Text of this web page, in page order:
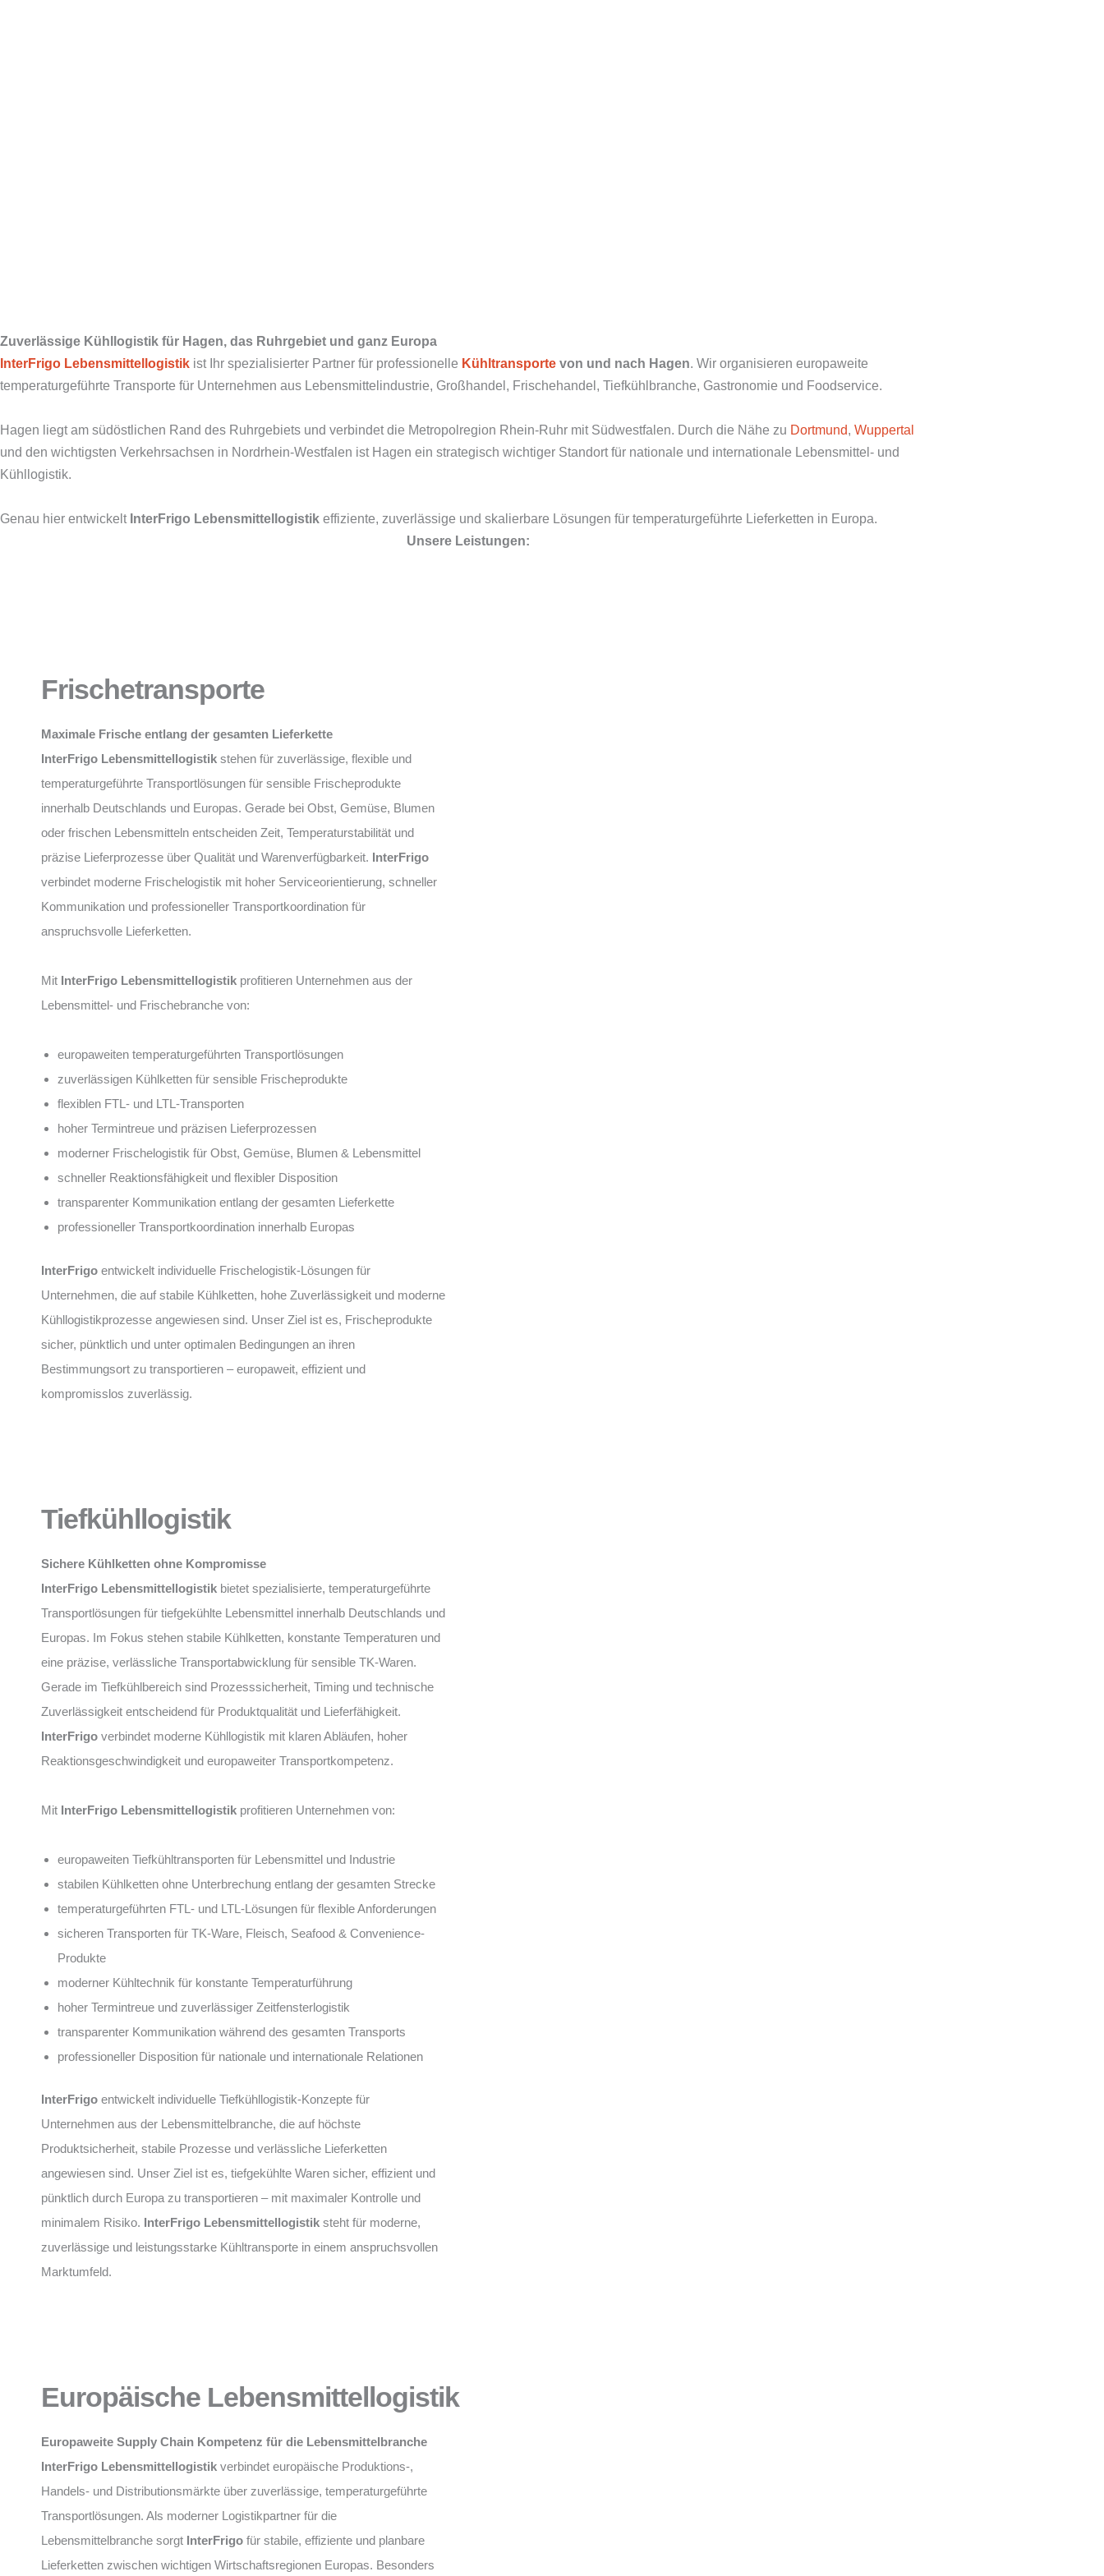
Zuverlässige Kühllogistik für Hagen, das Ruhrgebiet und ganz Europa
InterFrigo Lebensmittellogistik ist Ihr spezialisierter Partner für professionelle Kühltransporte von und nach Hagen. Wir organisieren europaweite
temperaturgeführte Transporte für Unternehmen aus Lebensmittelindustrie, Großhandel, Frischehandel, Tiefkühlbranche, Gastronomie und Foodservice.
Hagen liegt am südöstlichen Rand des Ruhrgebiets und verbindet die Metropolregion Rhein-Ruhr mit Südwestfalen. Durch die Nähe zu Dortmund, Wuppertal
und den wichtigsten Verkehrsachsen in Nordrhein-Westfalen ist Hagen ein strategisch wichtiger Standort für nationale und internationale Lebensmittel- und
Kühllogistik.
Genau hier entwickelt InterFrigo Lebensmittellogistik effiziente, zuverlässige und skalierbare Lösungen für temperaturgeführte Lieferketten in Europa.
Unsere Leistungen:
Frischetransporte
Maximale Frische entlang der gesamten Lieferkette
InterFrigo Lebensmittellogistik stehen für zuverlässige, flexible und
temperaturgeführte Transportlösungen für sensible Frischeprodukte
innerhalb Deutschlands und Europas. Gerade bei Obst, Gemüse, Blumen
oder frischen Lebensmitteln entscheiden Zeit, Temperaturstabilität und
präzise Lieferprozesse über Qualität und Warenverfügbarkeit. InterFrigo
verbindet moderne Frischelogistik mit hoher Serviceorientierung, schneller
Kommunikation und professioneller Transportkoordination für
anspruchsvolle Lieferketten.
Mit InterFrigo Lebensmittellogistik profitieren Unternehmen aus der
Lebensmittel- und Frischebranche von:
europaweiten temperaturgeführten Transportlösungen
zuverlässigen Kühlketten für sensible Frischeprodukte
flexiblen FTL- und LTL-Transporten
hoher Termintreue und präzisen Lieferprozessen
moderner Frischelogistik für Obst, Gemüse, Blumen & Lebensmittel
schneller Reaktionsfähigkeit und flexibler Disposition
transparenter Kommunikation entlang der gesamten Lieferkette
professioneller Transportkoordination innerhalb Europas
InterFrigo entwickelt individuelle Frischelogistik-Lösungen für
Unternehmen, die auf stabile Kühlketten, hohe Zuverlässigkeit und moderne
Kühllogistikprozesse angewiesen sind. Unser Ziel ist es, Frischeprodukte
sicher, pünktlich und unter optimalen Bedingungen an ihren
Bestimmungsort zu transportieren – europaweit, effizient und
kompromisslos zuverlässig.
Tiefkühllogistik
Sichere Kühlketten ohne Kompromisse
InterFrigo Lebensmittellogistik bietet spezialisierte, temperaturgeführte
Transportlösungen für tiefgekühlte Lebensmittel innerhalb Deutschlands und
Europas. Im Fokus stehen stabile Kühlketten, konstante Temperaturen und
eine präzise, verlässliche Transportabwicklung für sensible TK-Waren.
Gerade im Tiefkühlbereich sind Prozesssicherheit, Timing und technische
Zuverlässigkeit entscheidend für Produktqualität und Lieferfähigkeit.
InterFrigo verbindet moderne Kühllogistik mit klaren Abläufen, hoher
Reaktionsgeschwindigkeit und europaweiter Transportkompetenz.
Mit InterFrigo Lebensmittellogistik profitieren Unternehmen von:
europaweiten Tiefkühltransporten für Lebensmittel und Industrie
stabilen Kühlketten ohne Unterbrechung entlang der gesamten Strecke
temperaturgeführten FTL- und LTL-Lösungen für flexible Anforderungen
sicheren Transporten für TK-Ware, Fleisch, Seafood & Convenience-
Produkte
moderner Kühltechnik für konstante Temperaturführung
hoher Termintreue und zuverlässiger Zeitfensterlogistik
transparenter Kommunikation während des gesamten Transports
professioneller Disposition für nationale und internationale Relationen
InterFrigo entwickelt individuelle Tiefkühllogistik-Konzepte für
Unternehmen aus der Lebensmittelbranche, die auf höchste
Produktsicherheit, stabile Prozesse und verlässliche Lieferketten
angewiesen sind. Unser Ziel ist es, tiefgekühlte Waren sicher, effizient und
pünktlich durch Europa zu transportieren – mit maximaler Kontrolle und
minimalem Risiko. InterFrigo Lebensmittellogistik steht für moderne,
zuverlässige und leistungsstarke Kühltransporte in einem anspruchsvollen
Marktumfeld.
Europäische Lebensmittellogistik
Europaweite Supply Chain Kompetenz für die Lebensmittelbranche
InterFrigo Lebensmittellogistik verbindet europäische Produktions-,
Handels- und Distributionsmärkte über zuverlässige, temperaturgeführte
Transportlösungen. Als moderner Logistikpartner für die
Lebensmittelbranche sorgt InterFrigo für stabile, effiziente und planbare
Lieferketten zwischen wichtigen Wirtschaftsregionen Europas. Besonders